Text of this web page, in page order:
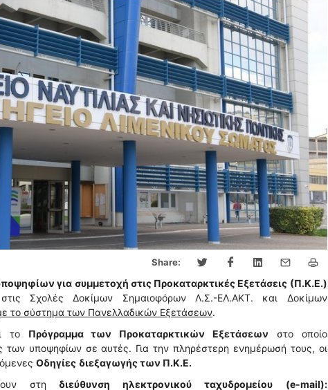
Share:
για συμμετοχή στις Προκαταρκτικές Εξετάσεις (Π.Κ.Ε.)
Σχολές Δοκίμων Σημαιοφόρων Λ.Σ.-ΕΛ.ΑΚΤ. και Δοκίμων
το σύστημα των Πανελλαδικών Εξετάσεων.
το Πρόγραμμα των Προκαταρκτικών Εξετάσεων στο οποίο
υποψηφίων σε αυτές. Για την πληρέστερη ενημέρωσή τους, οι
Οδηγίες διεξαγωγής των Π.Κ.Ε.
στη διεύθυνση ηλεκτρονικού ταχυδρομείου
(e-mail):